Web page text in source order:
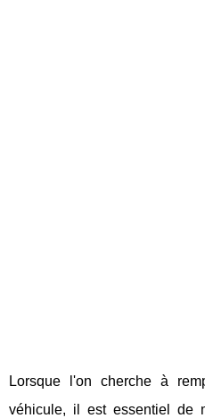
Lorsque l'on cherche à
véhicule, il est essentiel de